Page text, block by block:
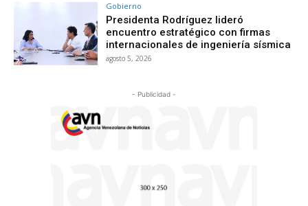
Gobierno
Presidenta Rodríguez lideró
encuentro estratégico con firmas
internacionales de ingeniería sísmica
agosto 5, 2026
- Publicidad -